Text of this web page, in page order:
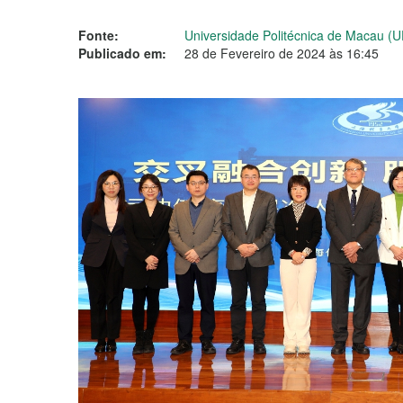
Fonte:
Universidade Politécnica de Macau
Publicado em:
28 de Fevereiro de 2024 às 16:45